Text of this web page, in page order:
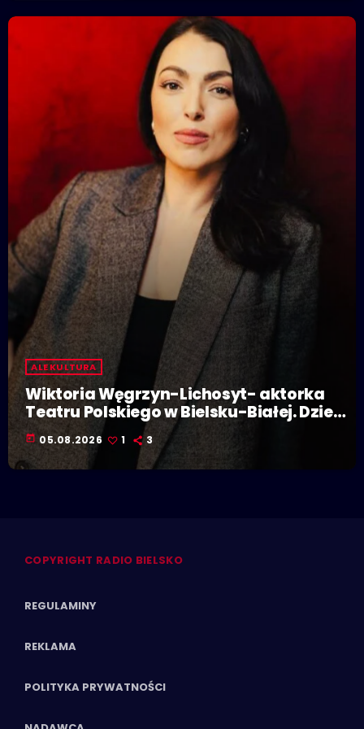
ALE KULTURA
Wiktoria Węgrzyn-Lichosyt- aktorka
Teatru Polskiego w Bielsku-Białej. Dzieje
się w Polskiej Stolicy Kultury!
today 05.08.2026 1 3
COPYRIGHT RADIO BIELSKO
REGULAMINY
REKLAMA
POLITYKA PRYWATNOŚCI